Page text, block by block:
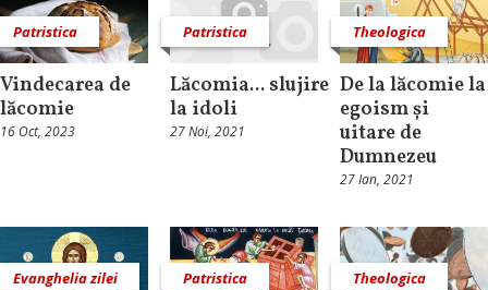
Patristica
Vindecarea de
lăcomie
16 Oct, 2023
Patristica
Lăcomia... slujire
la idoli
27 Noi, 2021
Theologica
De la lăcomie la
egoism și
uitare de
Dumnezeu
27 Ian, 2021
Evanghelia zilei Patristica Theologica